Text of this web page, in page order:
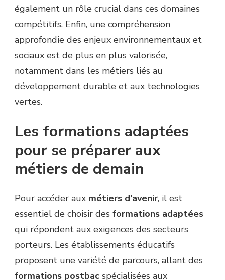
également un rôle crucial dans ces domaines
compétitifs. Enfin, une compréhension
approfondie des enjeux environnementaux et
sociaux est de plus en plus valorisée,
notamment dans les métiers liés au
développement durable et aux technologies
vertes.
Les formations adaptées
pour se préparer aux
métiers de demain
Pour accéder aux métiers d’avenir, il est
essentiel de choisir des formations adaptées
qui répondent aux exigences des secteurs
porteurs. Les établissements éducatifs
proposent une variété de parcours, allant des
formations postbac spécialisées aux